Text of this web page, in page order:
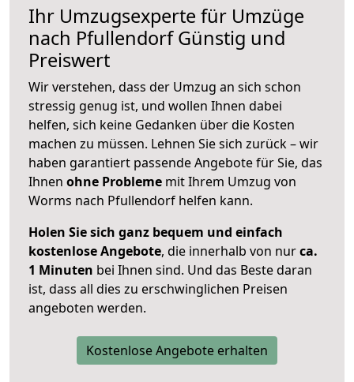
Ihr Umzugsexperte für Umzüge
nach PfullendorfGünstig und
Preiswert
Wir verstehen, dass der Umzug an sich schon
stressig genug ist, und wollen Ihnen dabei
helfen, sich keine Gedanken über die Kosten
machen zu müssen. Lehnen Sie sich zurück – wir
haben garantiert passende Angebote für Sie, das
Ihnen ohne Probleme mit Ihrem Umzug von
Worms nach Pfullendorf helfen kann.
Holen Sie sich ganz bequem und einfach
kostenlose Angebote, die innerhalb von nurca.
1 Minuten bei Ihnen sind. Und das Beste daran
ist, dass all dies zu erschwinglichen Preisen
angeboten werden.
Kostenlose Angebote erhalten